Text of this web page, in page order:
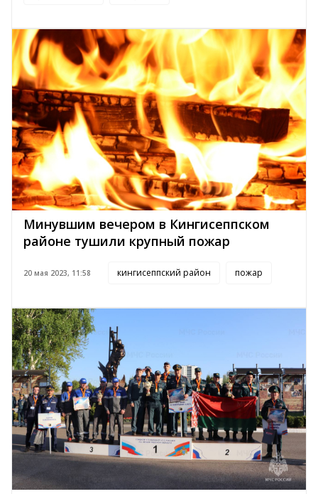
Минувшим вечером в Кингисеппском
районе тушили крупный пожар
20 мая 2023, 11:58 кингисеппский район пожар